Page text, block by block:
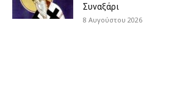
Συναξάρι
8 Αυγούστου 2026